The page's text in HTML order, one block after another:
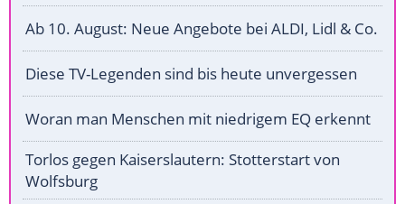
Ab 10. August: Neue Angebote bei ALDI, Lidl & Co.
Diese TV-Legenden sind bis heute unvergessen
Woran man Menschen mit niedrigem EQ erkennt
Torlos gegen Kaiserslautern: Stotterstart von
Wolfsburg